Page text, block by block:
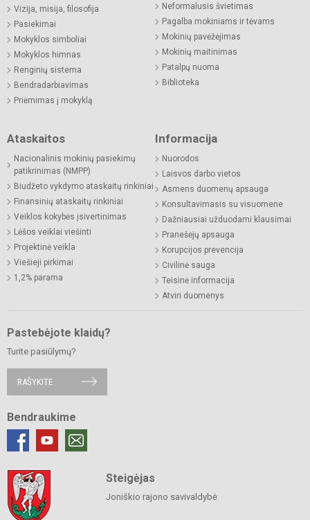
Vizija, misija, filosofija
Pasiekimai
Mokyklos simboliai
Mokyklos himnas
Renginių sistema
Bendradarbiavimas
Priėmimas į mokyklą
Neformalusis švietimas
Pagalba mokiniams ir tėvams
Mokinių pavėžėjimas
Mokinių maitinimas
Patalpų nuoma
Biblioteka
Ataskaitos
Nacionalinis mokinių pasiekimų
patikrinimas (NMPP)
Biudžeto vykdymo ataskaitų rinkiniai
Finansinių ataskaitų rinkiniai
Veiklos kokybės įsivertinimas
Lėšos veiklai viešinti
Projektinė veikla
Viešieji pirkimai
1,2% parama
Informacija
Nuorodos
Laisvos darbo vietos
Asmens duomenų apsauga
Konsultavimasis su visuomene
Dažniausiai užduodami klausimai
Pranešėjų apsauga
Korupcijos prevencija
Civilinė sauga
Teisinė informacija
Atviri duomenys
Pastebėjote klaidų?
Turite pasiūlymų?
RAŠYKITE
Bendraukime
Steigėjas
Joniškio rajono savivaldybė